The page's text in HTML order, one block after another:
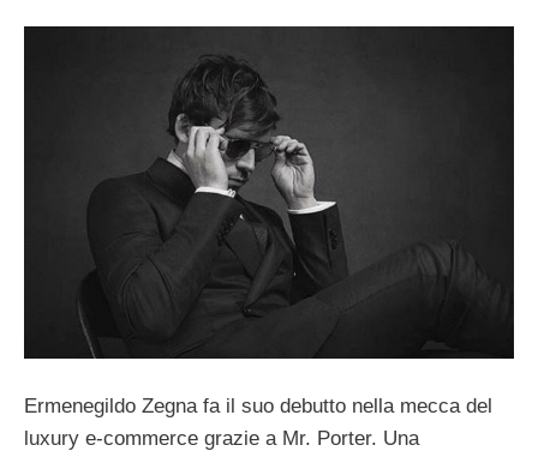
Ermenegildo Zegna fa il suo debutto nella mecca del
luxury e-commerce grazie a Mr. Porter. Una